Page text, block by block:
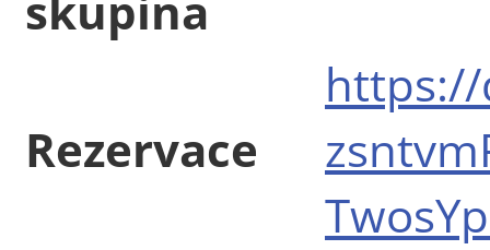
Rezervace
https://